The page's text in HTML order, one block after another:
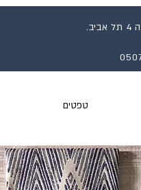
לקוחות יקרים, עברנו לכתובת חדשה: המחוגה 4 תל אביב.
טפטים